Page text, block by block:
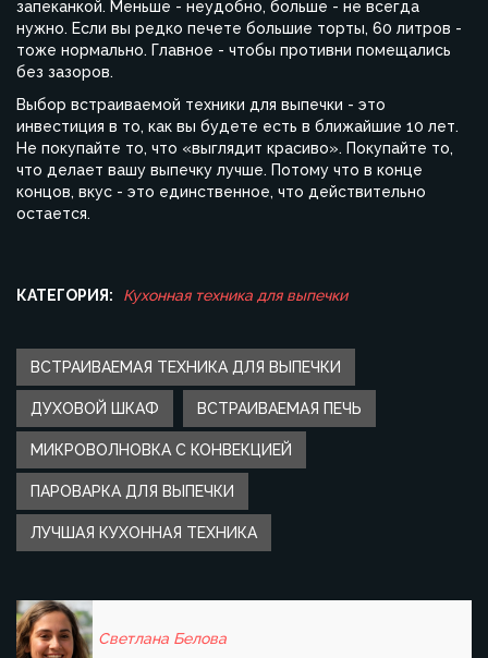
запеканкой. Меньше - неудобно, больше - не всегда
нужно. Если вы редко печете большие торты, 60 литров -
тоже нормально. Главное - чтобы противни помещались
без зазоров.
Выбор встраиваемой техники для выпечки - это
инвестиция в то, как вы будете есть в ближайшие 10 лет.
Не покупайте то, что «выглядит красиво». Покупайте то,
что делает вашу выпечку лучше. Потому что в конце
концов, вкус - это единственное, что действительно
остается.
КАТЕГОРИЯ: Кухонная техника для выпечки
ВСТРАИВАЕМАЯ ТЕХНИКА ДЛЯ ВЫПЕЧКИ
ДУХОВОЙ ШКАФ ВСТРАИВАЕМАЯ ПЕЧЬ
МИКРОВОЛНОВКА С КОНВЕКЦИЕЙ
ПАРОВАРКА ДЛЯ ВЫПЕЧКИ
ЛУЧШАЯ КУХОННАЯ ТЕХНИКА
Светлана Белова